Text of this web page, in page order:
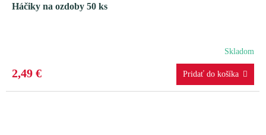
Háčiky na ozdoby 50 ks
Skladom
2,49 €